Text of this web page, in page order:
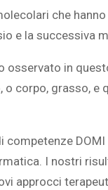
che
e la successiva
osservato in
corpo, grasso, e
competenze
I nostri
approcci